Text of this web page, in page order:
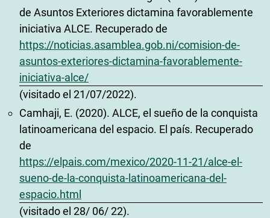
de Asuntos Exteriores dictamina favorablemente
iniciativa ALCE. Recuperado de
https://noticias.asamblea.gob.ni/comision-de-
asuntos-exteriores-dictamina-favorablemente-
iniciativa-alce/
(visitado el 21/07/2022).
Camhaji, E. (2020). ALCE, el sueño de la conquista
latinoamericana del espacio. El país. Recuperado
de
https://elpais.com/mexico/2020-11-21/alce-el-
sueno-de-la-conquista-latinoamericana-del-
espacio.html
(visitado el 28/ 06/ 22).